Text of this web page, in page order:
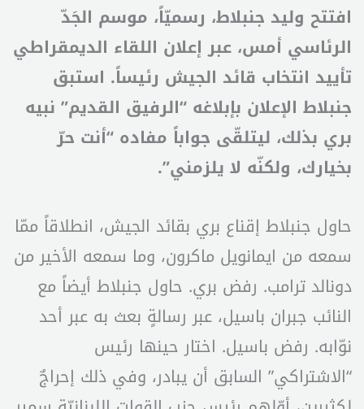
افتتح وليد جنبلاط، رسميّاً، موسم الجَدّ
الرئاسي أمس، عبر إعلان اللقاء الديمقراطي
تأييد انتخاب قائد الجيش رئيساً. استبق
جنبلاط الإعلان بإبلاغه “الرفيق القديم” نبيه
بري بذلك، ليتلقّى جواباً مفاده “أنت حرّ
بخيارك، ولكنّه لا يلزمني”.
حاول جنبلاط إقناع بري بقائد الجيش، انطلاقاً ممّا
سمعه من ايمانويل ماكرون، وما سمعه الأخير من
دونالد ترامب. رفض بري. حاول جنبلاط أيضاً مع
النائب جبران باسيل، عبر رسالةٍ بعث به عبر أحد
نوّابه. رفض باسيل. اختار حينها رئيس
“الاشتراكي” السابق أن يبادر، وفي ذلك إحراجٌ